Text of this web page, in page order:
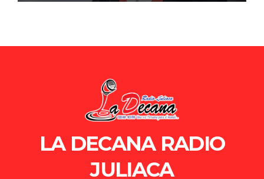
LA DECANA RADIO
JULIACA